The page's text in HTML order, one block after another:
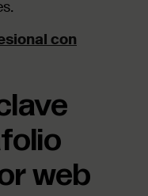
con
web